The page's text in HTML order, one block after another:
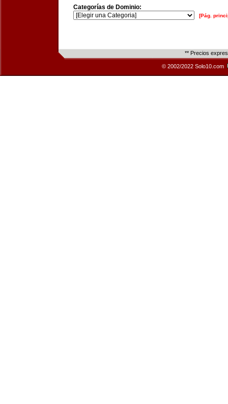
Categorías de Dominio:
[Pág.
** Precios
© 2002/2022 Solo10.com